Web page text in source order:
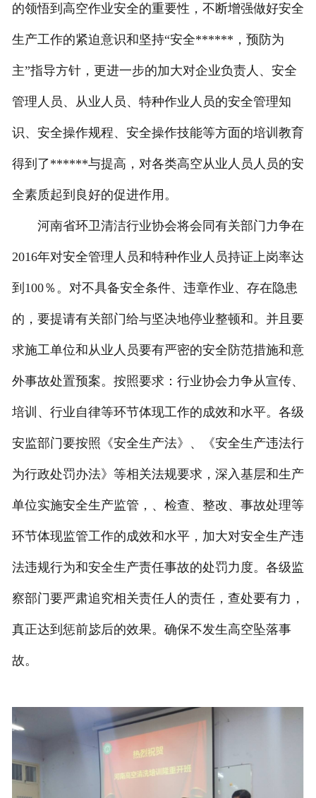
的领悟到高空作业安全的重要性，不断增强做好安全
生产工作的紧迫意识和坚持“安全******，预防为
主”指导方针，更进一步的加大对企业负责人、安全
管理人员、从业人员、特种作业人员的安全管理知
识、安全操作规程、安全操作技能等方面的培训教育
得到了******与提高，对各类高空从业人员人员的安
全素质起到良好的促进作用。
河南省环卫清洁行业协会将会同有关部门力争在
2016年对安全管理人员和特种作业人员持证上岗率达
到100％。对不具备安全条件、违章作业、存在隐患
的，要提请有关部门给与坚决地停业整顿和。并且要
求施工单位和从业人员要有严密的安全防范措施和意
外事故处置预案。按照要求：行业协会力争从宣传、
培训、行业自律等环节体现工作的成效和水平。各级
安监部门要按照《安全生产法》、《安全生产违法行
为行政处罚办法》等相关法规要求，深入基层和生产
单位实施安全生产监管，、检查、整改、事故处理等
环节体现监管工作的成效和水平，加大对安全生产违
法违规行为和安全生产责任事故的处罚力度。各级监
察部门要严肃追究相关责任人的责任，查处要有力，
真正达到惩前毖后的效果。确保不发生高空坠落事
故。